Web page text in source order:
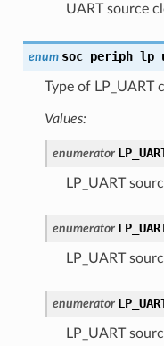
UART source
enum
Type of LP_UART
Values:
enumerator
LP_UART
enumerator
LP_UART
enumerator
LP_UART